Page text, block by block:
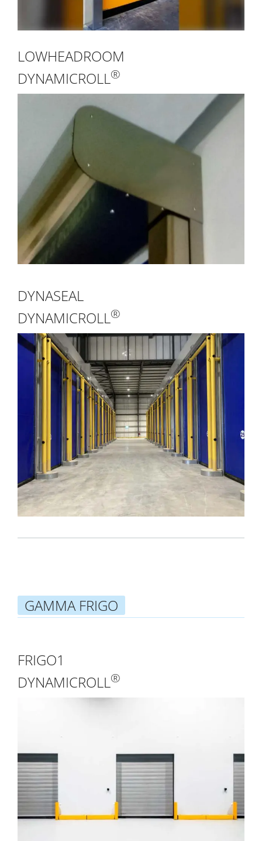
LOWHEADROOM
DYNAMICROLL®
DYNASEAL
DYNAMICROLL®
GAMMA FRIGO
FRIGO1
DYNAMICROLL®